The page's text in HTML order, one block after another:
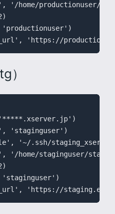
'/home/productionuser/
'https://
）
'staginguser')
'~/.ssh/
'/home/staginguser/
'https://